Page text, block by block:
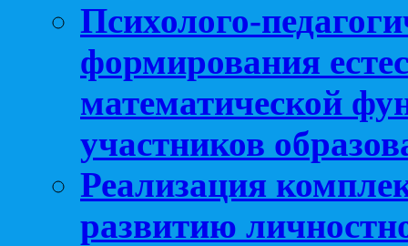
Психолого-
формирования
математической
участников
Реализация
развитию